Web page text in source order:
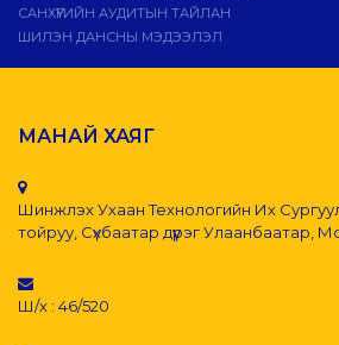
САНХҮҮГИЙН АУДИТЫН ТАЙЛАН
ШИЛЭН ДАНСНЫ МЭДЭЭЛЭЛ
МАНАЙ ХАЯГ
Шинжлэх Ухаан Технологийн Их
тойруу, Сүхбаатар дүүрэг Улаанбаатар,
Ш/х : 46/520